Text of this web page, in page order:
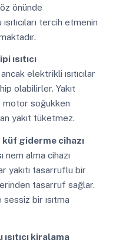
önünde
tercih etmenin
ısıtıcı
elektrikli ısıtıcılar
olabilirler. Yakıt
motor soğukken
yakıt tüketmez.
giderme cihazı
nem alma cihazı
yakıtı tasarruflu bir
tasarruf sağlar.
bir ısıtma
kiralama